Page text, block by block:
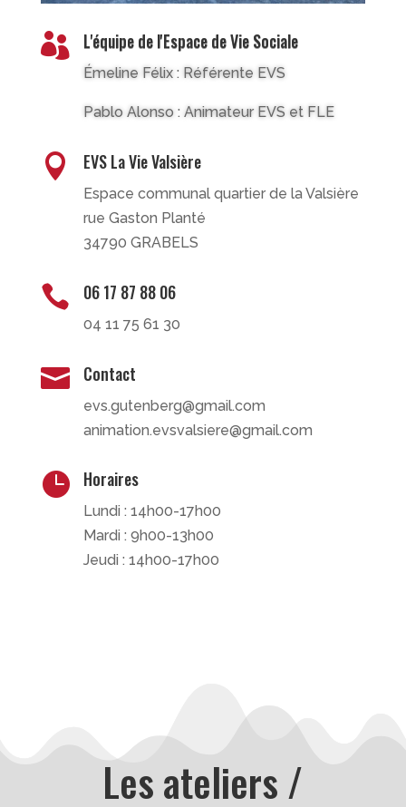
 L'équipe de l'Espace de Vie Sociale
Émeline Félix : Référente EVS
Pablo Alonso : Animateur EVS et FLE
 EVS La Vie Valsière
Espace communal quartier de la Valsière
rue Gaston Planté
34790 GRABELS
 06 17 87 88 06
04 11 75 61 30
 Contact
evs.gutenberg@gmail.com
animation.evsvalsiere@gmail.com
 Horaires
Lundi : 14h00-17h00
Mardi : 9h00-13h00
Jeudi : 14h00-17h00
Les ateliers /